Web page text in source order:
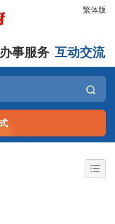
繁体版
办事服务 互动交流